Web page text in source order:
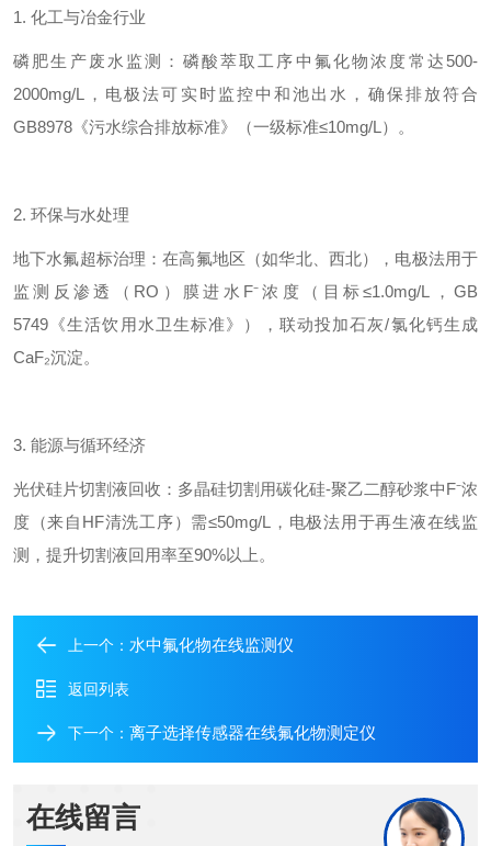
1. 化工与冶金行业
磷肥生产废水监测：磷酸萃取工序中氟化物浓度常达500-
2000mg/L，电极法可实时监控中和池出水，确保排放符合
GB8978《污水综合排放标准》（一级标准≤10mg/L）。
2. 环保与水处理
地下水氟超标治理：在高氟地区（如华北、西北），电极法用于
监测反渗透（RO）膜进水F⁻浓度（目标≤1.0mg/L，GB
5749《生活饮用水卫生标准》），联动投加石灰/氯化钙生成
CaF₂沉淀。
3. 能源与循环经济
光伏硅片切割液回收：多晶硅切割用碳化硅-聚乙二醇砂浆中F⁻浓
度（来自HF清洗工序）需≤50mg/L，电极法用于再生液在线监
测，提升切割液回用率至90%以上。
上一个： 水中氟化物在线监测仪
返回列表
下一个： 离子选择传感器在线氟化物测定仪
在线留言